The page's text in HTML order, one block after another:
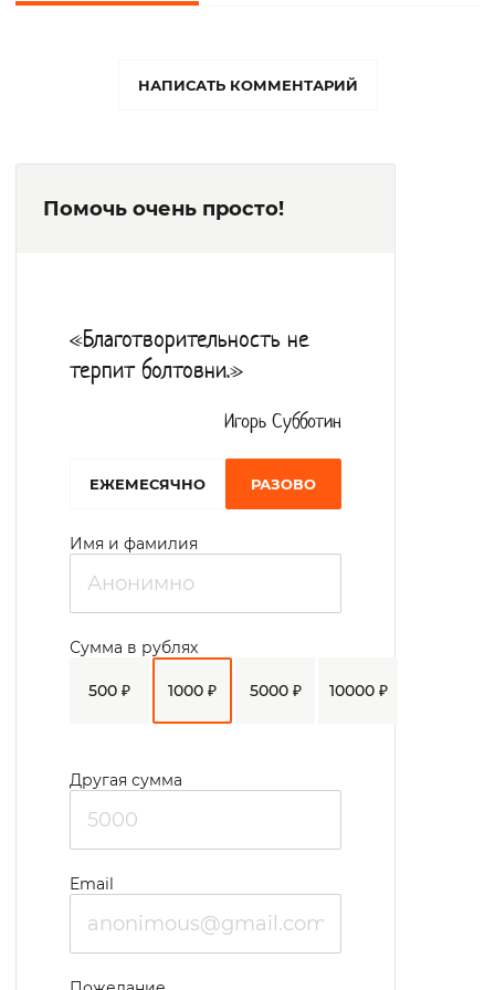
проживающие получают четыре раза в
Медицинский блок состоит из
процедурных, перевязочного,
физиотерапевтического, кабинета
терапевта. Функционирует клиническая
лаборатория для забора анализов. Для
районную больницу.
мастерская. Для организации досуга есть
актовый зал на 150 мест, библиотека с
7000 фондом. Постояльцы
обеспечиваются свежей прессой,
подписываются на периодические
издания. В клубах по интересам можно
НАПИСАТЬ КОММЕНТАРИЙ
Помочь очень просто!
«Благотворительность не
терпит болтовни.»
Игорь Субботин
EЖЕМЕСЯЧНО РАЗОВО
Имя и фамилия
500 ₽ 1000 ₽ 5000 ₽ 10000 ₽
Сумма в рублях
Другая сумма
Email